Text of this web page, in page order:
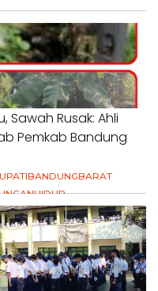
Sawah Rusak: Ahli
Pemkab Bandung